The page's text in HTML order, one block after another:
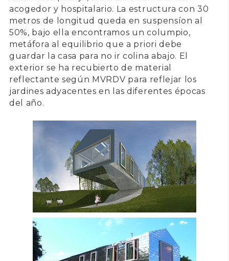
acogedor y hospitalario. La estructura con 30
metros de longitud queda en suspensíon al
50%, bajo ella encontramos un columpio,
metáfora al equilibrio que a priori debe
guardar la casa para no ir colina abajo. El
exterior se ha recubierto de material
reflectante según MVRDV para reflejar los
jardines adyacentes en las diferentes épocas
del año.